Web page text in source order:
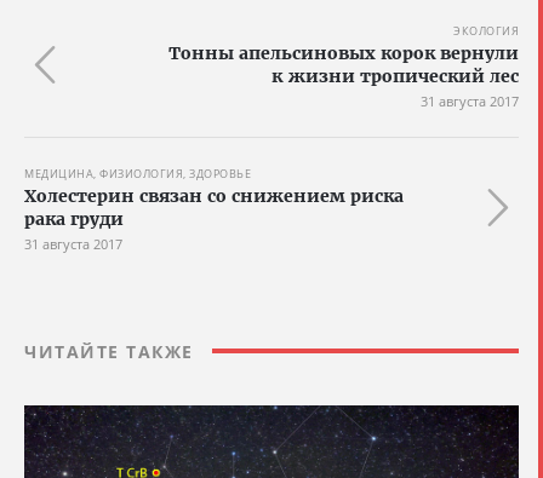
ЭКОЛОГИЯ
Тонны апельсиновых корок вернули
к жизни тропический лес
31 августа 2017
МЕДИЦИНА, ФИЗИОЛОГИЯ, ЗДОРОВЬЕ
Холестерин связан со снижением риска
рака груди
31 августа 2017
ЧИТАЙТЕ ТАКЖЕ